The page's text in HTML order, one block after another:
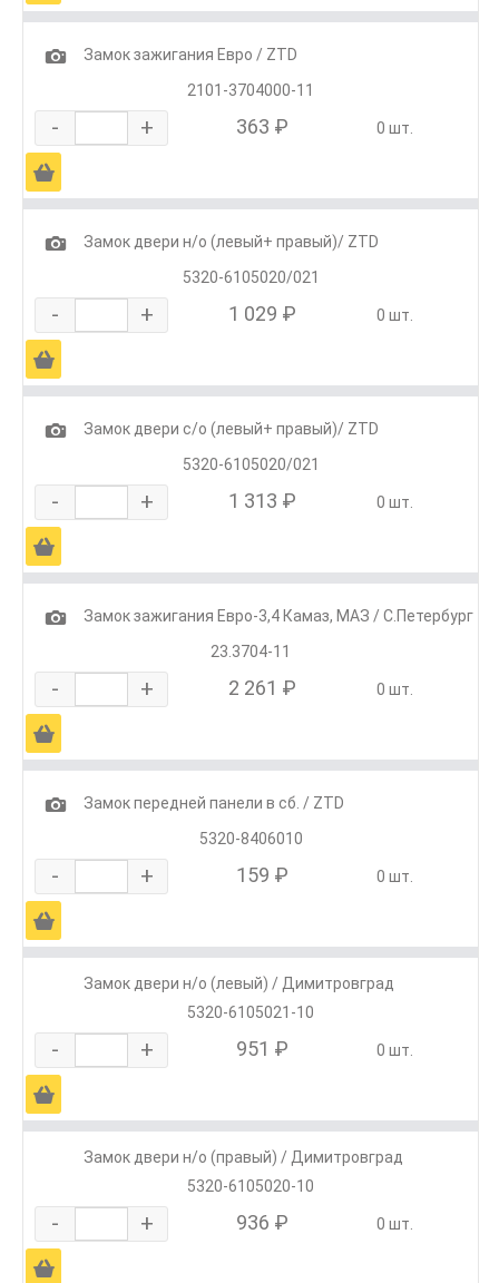
1
Замок зажигания Евро / ZTD
2101-3704000-11
- + 363 ₽ 0 шт.
Ä
1
Замок двери н/о (левый+ правый)/ ZTD
5320-6105020/021
- + 1 029 ₽ 0 шт.
Ä
1
Замок двери с/о (левый+ правый)/ ZTD
5320-6105020/021
- + 1 313 ₽ 0 шт.
Ä
1
Замок зажигания Евро-3,4 Камаз, МАЗ / С.Петербург
23.3704-11
- + 2 261 ₽ 0 шт.
Ä
1
Замок передней панели в сб. / ZTD
5320-8406010
- + 159 ₽ 0 шт.
Ä
Замок двери н/о (левый) / Димитровград
5320-6105021-10
- + 951 ₽ 0 шт.
Ä
Замок двери н/о (правый) / Димитровград
5320-6105020-10
- + 936 ₽ 0 шт.
Ä